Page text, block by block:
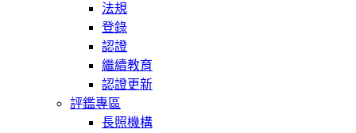
法規
登錄
認證
繼續教育
認證更新
評鑑專區
長照機構